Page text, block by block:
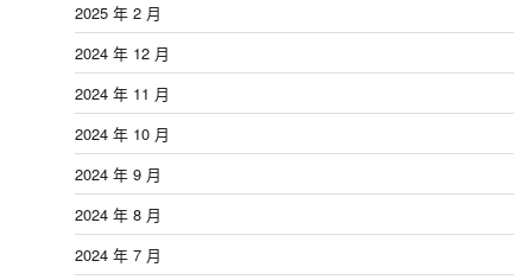
2025 年 2 月
2024 年 12 月
2024 年 11 月
2024 年 10 月
2024 年 9 月
2024 年 8 月
2024 年 7 月